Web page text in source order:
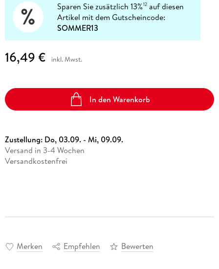
Sparen Sie zusätzlich 13%12 auf diesen
Artikel mit dem Gutscheincode:
SOMMER13
16,49 € inkl. Mwst.
In den Warenkorb
Zustellung: Do, 03.09. - Mi, 09.09.
Versand in 3-4 Wochen
Versandkostenfrei
Merken Empfehlen Bewerten